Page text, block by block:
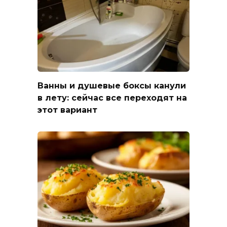
Ванны и душевые боксы канули
в лету: сейчас все переходят на
этот вариант